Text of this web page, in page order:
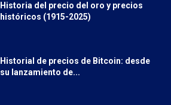
Historia del precio del oro y precios
históricos (1915-2025)
Historial de precios de Bitcoin: desde
su lanzamiento de...